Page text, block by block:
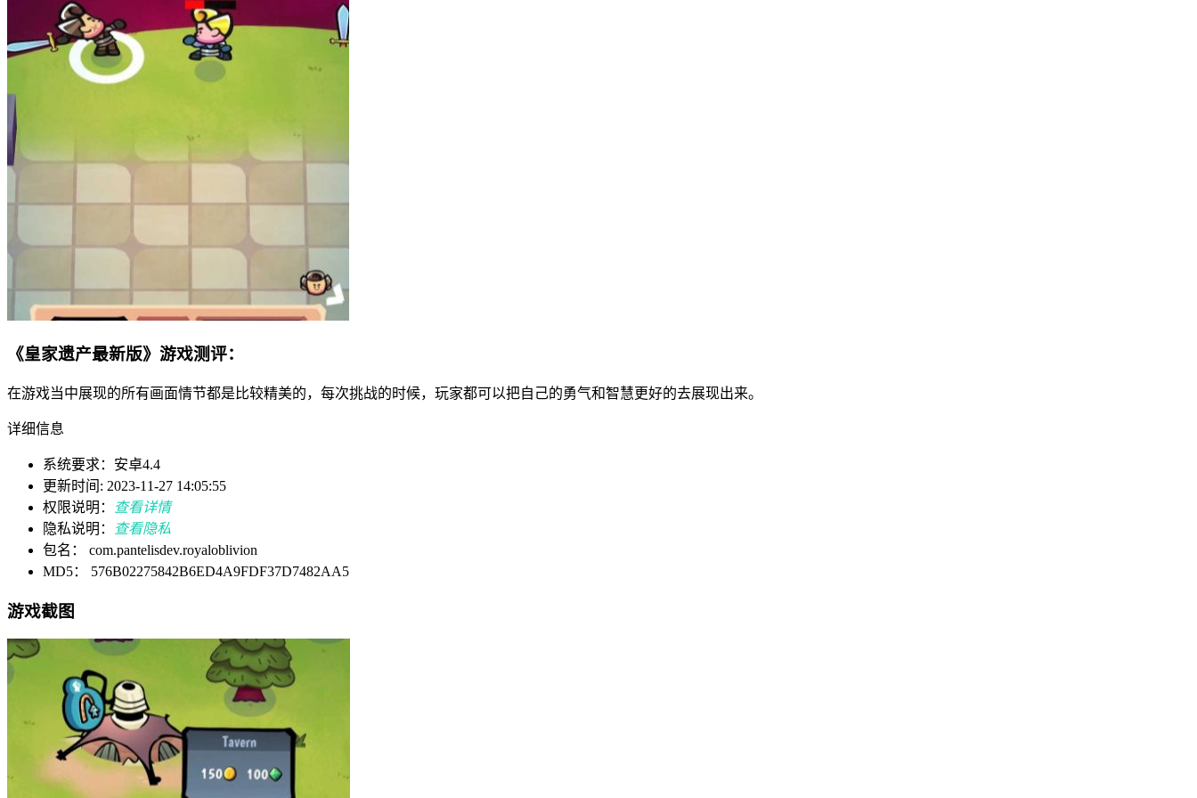
《皇家遗产最新版》游戏测评：
在游戏当中展现的所有画面情节都是比较精美的，每次挑战的时候，玩家都可以把自己的勇气和智慧更好的去展现出来。
详细信息
系统要求：安卓4.4
更新时间: 2023-11-27 14:05:55
权限说明：
查看详情
隐私说明：
查看隐私
包名： com.pantelisdev.royaloblivion
MD5： 576B02275842B6ED4A9FDF37D7482AA5
游戏截图